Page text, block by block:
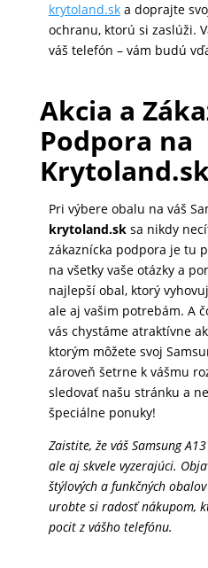
krytoland.ska doprajte
ochranu, ktorú si zaslúži.
váš telefón – vám budú
Akcia a
Podpora na
Pri výbere obalu na váš
krytoland.sksa nikdy
zákaznícka podpora je tu
na všetky vaše otázky a
najlepší obal, ktorý
ale aj vašim potrebám. A
vás chystáme atraktívne
ktorým môžete svoj
zároveň šetrne k vášmu
sledovať našu stránku a
špeciálne ponuky!
Zaistite, že váš Samsung
ale aj skvele vyzerajúci.
štýlových a funkčných
urobte si radosť nákupom,
pocit z vášho telefónu.